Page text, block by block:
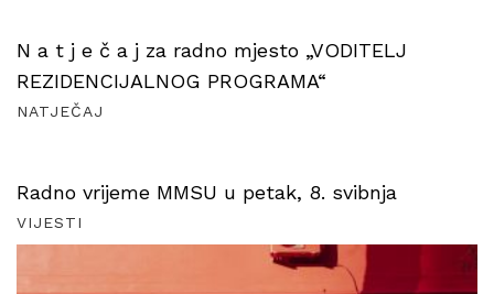
N a t j e č a j za radno mjesto „VODITELJ
REZIDENCIJALNOG PROGRAMA“
NATJEČAJ
Radno vrijeme MMSU u petak, 8. svibnja
VIJESTI